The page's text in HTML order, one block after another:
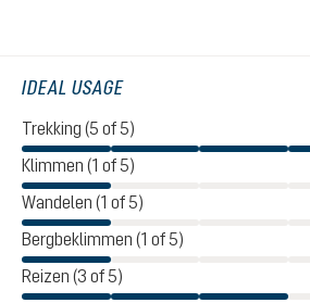
IDEAL USAGE
Trekking (5 of 5)
Klimmen (1 of 5)
Wandelen (1 of 5)
Bergbeklimmen (1 of 5)
Reizen (3 of 5)